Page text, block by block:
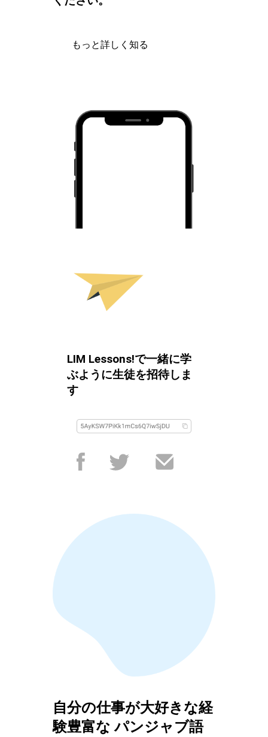
もっと詳しく知る
LIM Lessons!で一緒に学
ぶように生徒を招待しま
す
自分の仕事が大好きな経
験豊富な パンジャブ語